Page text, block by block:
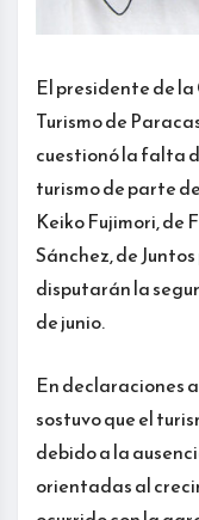
El presidente de
Turismo de
cuestionó la falta
turismo de parte
Keiko Fujimori, de
Sánchez, de
disputarán la
de junio.
En declaraciones
sostuvo que el
debido a la
orientadas al